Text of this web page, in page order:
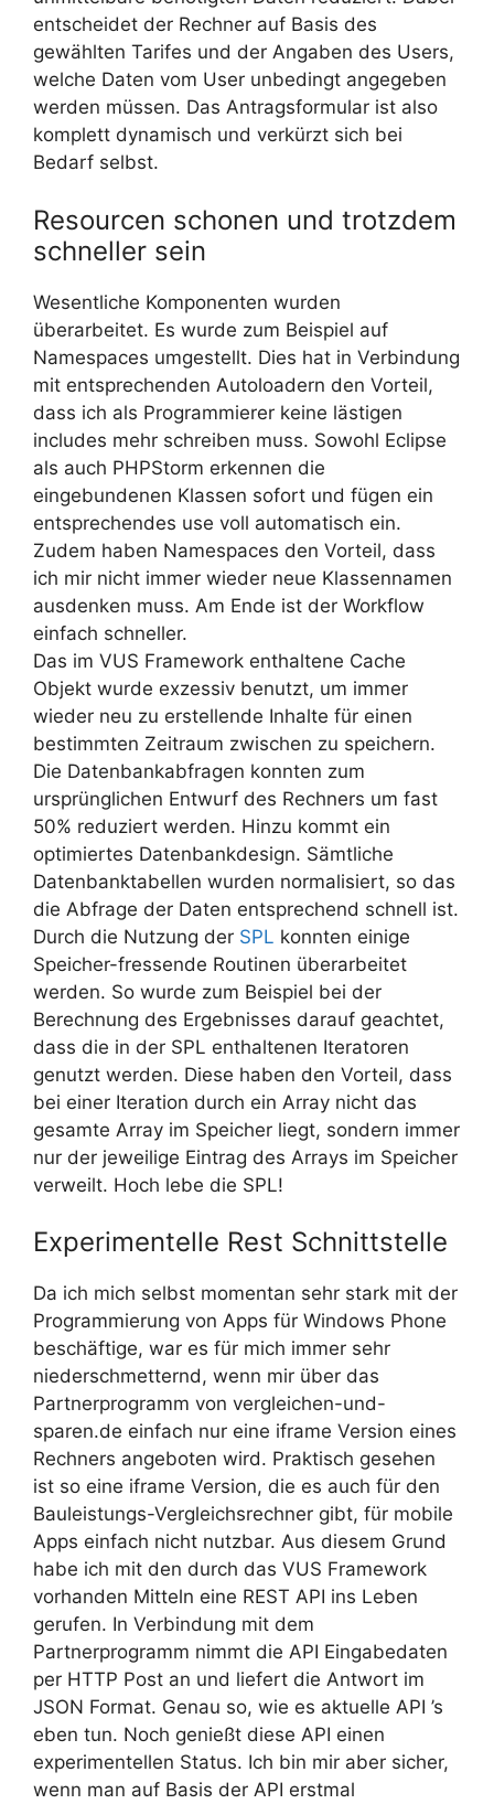
entscheidet der Rechner auf Basis des
gewählten Tarifes und der Angaben des Users,
welche Daten vom User unbedingt angegeben
werden müssen. Das Antragsformular ist also
komplett dynamisch und verkürzt sich bei
Bedarf selbst.
Resourcen schonen und trotzdem
schneller sein
Wesentliche Komponenten wurden
überarbeitet. Es wurde zum Beispiel auf
Namespaces umgestellt. Dies hat in Verbindung
mit entsprechenden Autoloadern den Vorteil,
dass ich als Programmierer keine lästigen
includes mehr schreiben muss. Sowohl Eclipse
als auch PHPStorm erkennen die
eingebundenen Klassen sofort und fügen ein
entsprechendes use voll automatisch ein.
Zudem haben Namespaces den Vorteil, dass
ich mir nicht immer wieder neue Klassennamen
ausdenken muss. Am Ende ist der Workflow
einfach schneller.
Das im VUS Framework enthaltene Cache
Objekt wurde exzessiv benutzt, um immer
wieder neu zu erstellende Inhalte für einen
bestimmten Zeitraum zwischen zu speichern.
Die Datenbankabfragen konnten zum
ursprünglichen Entwurf des Rechners um fast
50% reduziert werden. Hinzu kommt ein
optimiertes Datenbankdesign. Sämtliche
Datenbanktabellen wurden normalisiert, so das
die Abfrage der Daten entsprechend schnell ist.
Durch die Nutzung der SPL konnten einige
Speicher-fressende Routinen überarbeitet
werden. So wurde zum Beispiel bei der
Berechnung des Ergebnisses darauf geachtet,
dass die in der SPL enthaltenen Iteratoren
genutzt werden. Diese haben den Vorteil, dass
bei einer Iteration durch ein Array nicht das
gesamte Array im Speicher liegt, sondern immer
nur der jeweilige Eintrag des Arrays im Speicher
verweilt. Hoch lebe die SPL!
Experimentelle Rest Schnittstelle
Da ich mich selbst momentan sehr stark mit der
Programmierung von Apps für Windows Phone
beschäftige, war es für mich immer sehr
niederschmetternd, wenn mir über das
Partnerprogramm von vergleichen-und-
sparen.de einfach nur eine iframe Version eines
Rechners angeboten wird. Praktisch gesehen
ist so eine iframe Version, die es auch für den
Bauleistungs-Vergleichsrechner gibt, für mobile
Apps einfach nicht nutzbar. Aus diesem Grund
habe ich mit den durch das VUS Framework
vorhanden Mitteln eine REST API ins Leben
gerufen. In Verbindung mit dem
Partnerprogramm nimmt die API Eingabedaten
per HTTP Post an und liefert die Antwort im
JSON Format. Genau so, wie es aktuelle API ’s
eben tun. Noch genießt diese API einen
experimentellen Status. Ich bin mir aber sicher,
wenn man auf Basis der API erstmal